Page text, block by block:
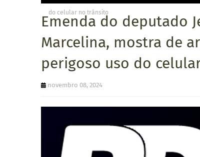
do celular no trânsito
Emenda do deputado
Marcelina, mostra de
perigoso uso do
novembro 08, 2024